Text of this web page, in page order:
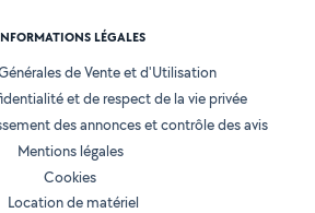
LÉGALES
de Vente et d'Utilisation
et de respect de la vie privée
des annonces et contrôle des avis
Mentions légales
Cookies
Location de matériel